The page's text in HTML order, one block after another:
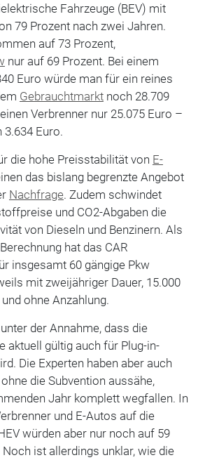
Fahrzeuge (BEV) mit
79 Prozent nach zwei Jahren.
auf 73 Prozent,
nur auf 69 Prozent. Bei einem
Euro würde man für ein reines
Gebrauchtmarktnoch 28.709
Verbrenner nur 25.075 Euro –
Euro.
die hohe Preisstabilität von E-
das bislang begrenzte Angebot
Nachfrage. Zudem schwindet
und CO2-Abgaben die
von Dieseln und Benzinern. Als
hat das CAR
insgesamt 60 gängige Pkw
mit zweijähriger Dauer, 15.000
ohne Anzahlung.
der Annahme, dass die
aktuell gültig auch für Plug-in-
Die Experten haben aber auch
die Subvention aussähe,
Jahr komplett wegfallen. In
und E-Autos auf die
würden aber nur noch auf 59
ist allerdings unklar, wie die